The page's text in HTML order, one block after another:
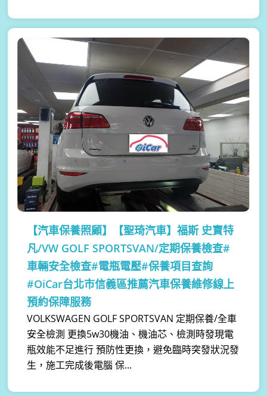
【汽車保養照顧】
【聖琦汽車】福斯 史寶特
凡/VW GOLF SPORTSVAN/定期保養檢查#
車輛安全檢查#電瓶電壓#保養項目查詢
#OiCar台北市信義區推薦汽車保養維修線上
預約保障服務
VOLKSWAGEN GOLF SPORTSVAN 定期保養/全車
安全檢測 更換5w30機油、機油芯、檢測時發現電
瓶效能不足進行 預防性更換，避免臨時突發狀況發
生，施工完成後電腦 保...